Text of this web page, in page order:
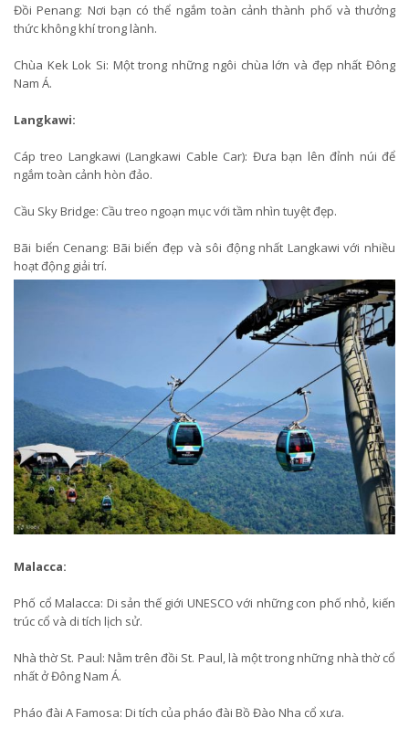
Đồi Penang: Nơi bạn có thể ngắm toàn cảnh thành phố và thưởng
thức không khí trong lành.
Chùa Kek Lok Si: Một trong những ngôi chùa lớn và đẹp nhất Đông
Nam Á.
Langkawi:
Cáp treo Langkawi (Langkawi Cable Car): Đưa bạn lên đỉnh núi để
ngắm toàn cảnh hòn đảo.
Cầu Sky Bridge: Cầu treo ngoạn mục với tầm nhìn tuyệt đẹp.
Bãi biển Cenang: Bãi biển đẹp và sôi động nhất Langkawi với nhiều
hoạt động giải trí.
Malacca:
Phố cổ Malacca: Di sản thế giới UNESCO với những con phố nhỏ, kiến
trúc cổ và di tích lịch sử.
Nhà thờ St. Paul: Nằm trên đồi St. Paul, là một trong những nhà thờ cổ
nhất ở Đông Nam Á.
Pháo đài A Famosa: Di tích của pháo đài Bồ Đào Nha cổ xưa.